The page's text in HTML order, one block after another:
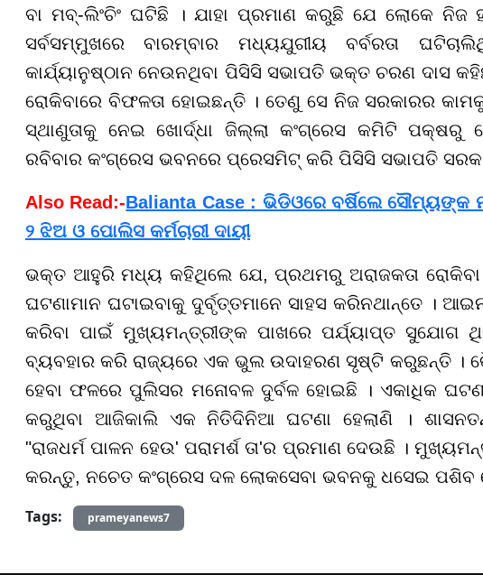
ବା ମବ୍-ଲିଂଚିଂ ଘଟିଛି । ଯାହା ପ୍ରମାଣ କରୁଛି ଯେ ଲୋକେ ନିଜ
ସର୍ବସମ୍ମୁଖରେ ବାରମ୍ବାର ମଧ୍ୟଯୁଗୀୟ ବର୍ବରତା
କାର୍ଯ୍ୟାନୁଷ୍ଠାନ ନେଉନଥିବା ପିସିସି ସଭାପତି ଭକ୍ତ ଚରଣ ଦାସ
ରୋକିବାରେ ବିଫଳତା ହୋଇଛନ୍ତି । ତେଣୁ ସେ ନିଜ ସରକାରର
ସ୍ଥାଣୁତାକୁ ନେଇ ଖୋର୍ଦ୍ଧା ଜିଲ୍ଲା କଂଗ୍ରେସ କମିଟି ପକ୍ଷରୁ
ରବିବାର କଂଗ୍ରେସ ଭବନରେ ପ୍ରେସମିଟ୍ କରି ପିସିସି ସଭାପତି
Also Read:-Balianta Case : ଭିଡିଓରେ ବର୍ଷିଲେ ସୌମ୍ୟଙ୍କ
୨ ଝିଅ ଓ ପୋଲିସ କର୍ମଚାରୀ ଦାୟୀ
ଭକ୍ତ ଆହୁରି ମଧ୍ୟ କହିଥିଲେ ଯେ, ପ୍ରଥମରୁ ଅରାଜକତା
ଘଟଣାମାନ ଘଟାଇବାକୁ ଦୁର୍ବୃତ୍ତମାନେ ସାହସ କରିନଥାନ୍ତେ ।
କରିବା ପାଇଁ ମୁଖ୍ୟମନ୍ତ୍ରୀଙ୍କ ପାଖରେ ପର୍ଯ୍ୟାପ୍ତ ସୁଯୋଗ
ବ୍ୟବହାର କରି ରାଜ୍ୟରେ ଏକ ଭୁଲ ଉଦାହରଣ ସୃଷ୍ଟି କରୁଛନ୍ତି ।
ହେବା ଫଳରେ ପୁଲିସର ମନୋବଳ ଦୁର୍ବଳ ହୋଇଛି । ଏକାଧିକ
କରୁଥିବା ଆଜିକାଲି ଏକ ନିତିଦିନିଆ ଘଟଣା ହେଲାଣି ।
"ରାଜଧର୍ମ ପାଳନ ହେଉ' ପରାମର୍ଶ ତା'ର ପ୍ରମାଣ ଦେଉଛି ।
କରନ୍ତୁ, ନଚେତ କଂଗ୍ରେସ ଦଳ ଲୋକସେବା ଭବନକୁ ଧସେଇ ପଶିବ
Tags:
prameyanews7